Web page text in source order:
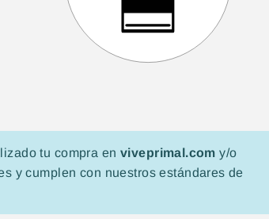
tu compra en viveprimal.com y/o
y cumplen con nuestros estándares de